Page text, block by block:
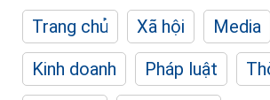
Trang chủ Xã hội Media
Kinh doanh
Pháp luật